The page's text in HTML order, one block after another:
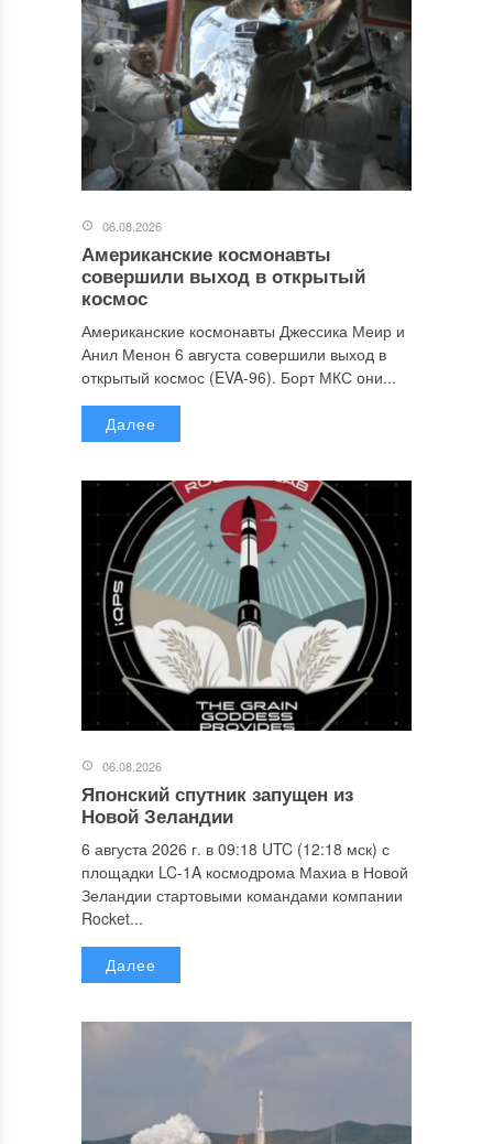
06.08.2026
Американские космонавты
совершили выход в открытый
космос
Американские космонавты Джессика Меир и
Анил Менон 6 августа совершили выход в
открытый космос (EVA-96). Борт МКС они...
Далее
06.08.2026
Японский спутник запущен из
Новой Зеландии
6 августа 2026 г. в 09:18 UTC (12:18 мск) с
площадки LC-1A космодрома Махиа в Новой
Зеландии стартовыми командами компании
Rocket...
Далее